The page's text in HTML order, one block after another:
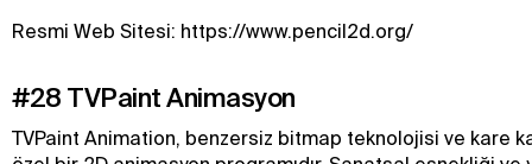
Resmi Web Sitesi: https://www.pencil2d.org/
#28 TVPaint Animasyon
TVPaint Animation, benzersiz bitmap teknolojisi ve kare